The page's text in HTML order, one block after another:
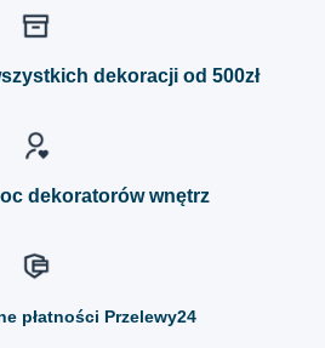
można
dekoracji od 500zł
dekoratorów wnętrz
płatności Przelewy24